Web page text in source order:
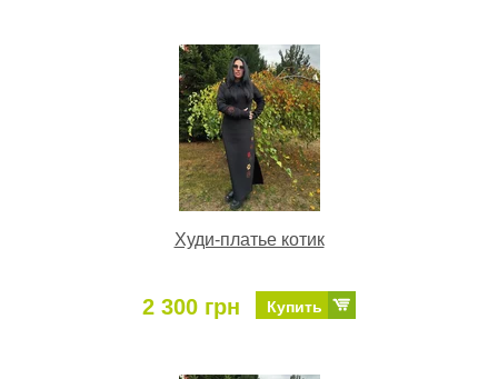
Худи-платье котик
2 300 грн Купить